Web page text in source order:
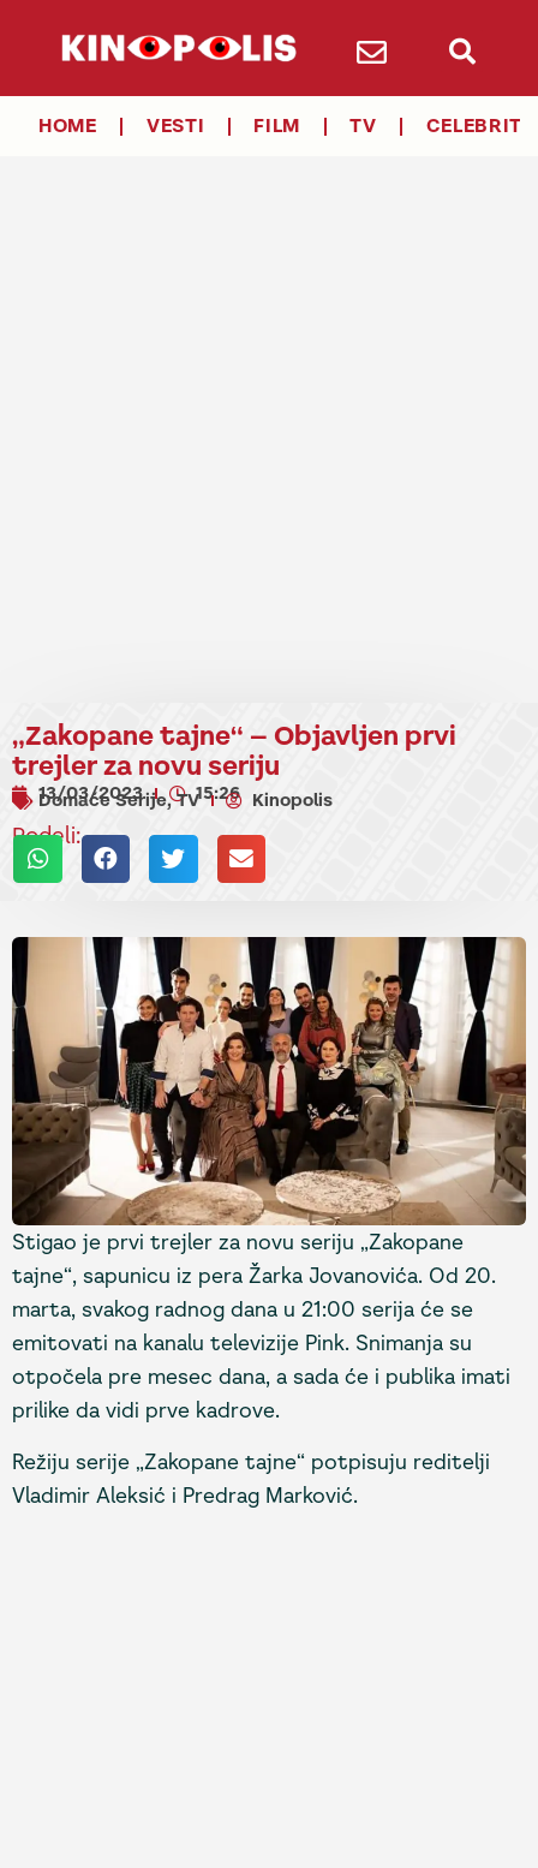
HOME VESTI FILM TV CELEBRITY
„Zakopane tajne“ – Objavljen prvi
trejler za novu seriju
13/03/2023 15:26
Domaće Serije,TV Kinopolis
Podeli:
Stigao je prvi trejler za novu seriju „Zakopane
tajne“, sapunicu iz pera Žarka Jovanovića. Od 20.
marta, svakog radnog dana u 21:00 serija će se
emitovati na kanalu televizije Pink. Snimanja su
otpočela pre mesec dana, a sada će i publika imati
prilike da vidi prve kadrove.
Režiju serije „Zakopane tajne“ potpisuju reditelji
Vladimir Aleksić i Predrag Marković.